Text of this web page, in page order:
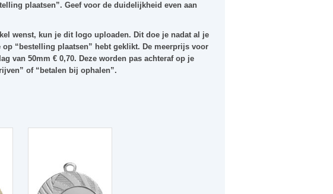
plaatsen”. Geef voor de duidelijkheid even aan
wenst, kun je dit logo uploaden. Dit doe je nadat al je
“bestelling plaatsen” hebt geklikt. De meerprijs voor
van 50mm € 0,70. Deze worden pas achteraf op je
of “betalen bij ophalen”.